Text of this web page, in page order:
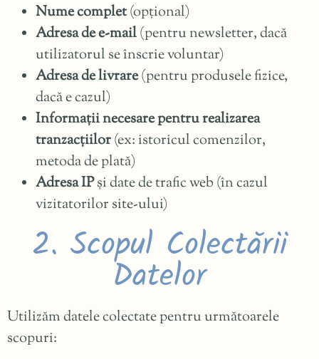
Nume complet(opțional)
Adresa de e-mail(pentru newsletter, dacă
utilizatorul se înscrie voluntar)
Adresa de livrare(pentru produsele fizice,
dacă e cazul)
Informații necesare pentru realizarea
tranzacțiilor(ex: istoricul comenzilor,
metoda de plată)
Adresa IPși date de trafic web (în cazul
vizitatorilor site-ului)
2. Scopul Colectării
Datelor
Utilizăm datele colectate pentru următoarele
scopuri: